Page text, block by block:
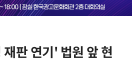
판 연기' 법원 앞 현